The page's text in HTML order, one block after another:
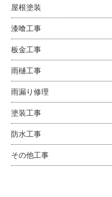
屋根塗装
漆喰工事
板金工事
雨樋工事
雨漏り修理
塗装工事
防水工事
その他工事